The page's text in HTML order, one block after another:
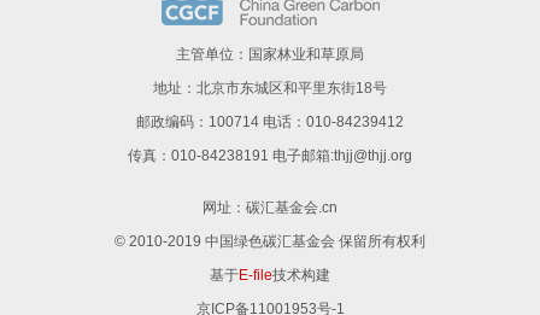
主管单位：国家林业和草原局
地址：北京市东城区和平里东街18号
邮政编码：100714 电话：010-84239412
传真：010-84238191 电子邮箱:thjj@thjj.org
网址： 碳汇基金会.cn
© 2010-2019 中国绿色碳汇基金会 保留所有权利
基于E-file技术构建
京ICP备11001953号-1